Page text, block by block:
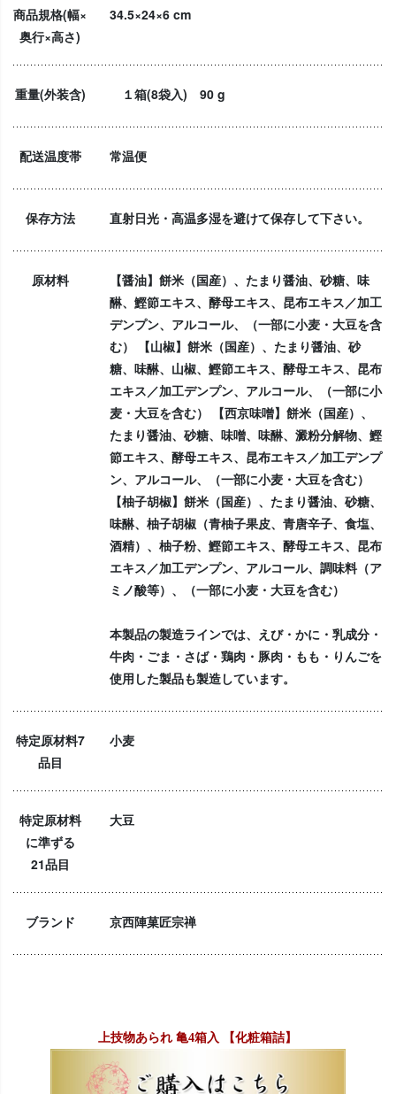
商品規格(幅×
奥行×高さ)
34.5×24×6 cm
重量(外装含) １箱(8袋入) 90 g
配送温度帯 常温便
保存方法 直射日光・高温多湿を避けて保存して下さい。
原材料
【醤油】餅米（国産）、たまり醤油、砂糖、味
醂、鰹節エキス、酵母エキス、昆布エキス／加工
デンプン、アルコール、（一部に小麦・大豆を含
む） 【山椒】餅米（国産）、たまり醤油、砂
糖、味醂、山椒、鰹節エキス、酵母エキス、昆布
エキス／加工デンプン、アルコール、（一部に小
麦・大豆を含む） 【西京味噌】餅米（国産）、
たまり醤油、砂糖、味噌、味醂、澱粉分解物、鰹
節エキス、酵母エキス、昆布エキス／加工デンプ
ン、アルコール、（一部に小麦・大豆を含む）
【柚子胡椒】餅米（国産）、たまり醤油、砂糖、
味醂、柚子胡椒（青柚子果皮、青唐辛子、食塩、
酒精）、柚子粉、鰹節エキス、酵母エキス、昆布
エキス／加工デンプン、アルコール、調味料（ア
ミノ酸等）、（一部に小麦・大豆を含む）
本製品の製造ラインでは、えび・かに・乳成分・
牛肉・ごま・さば・鶏肉・豚肉・もも・りんごを
使用した製品も製造しています。
特定原材料7
品目
小麦
特定原材料
に準ずる
21品目
大豆
ブランド 京西陣菓匠宗禅
上技物あられ 亀4箱入 【化粧箱詰】